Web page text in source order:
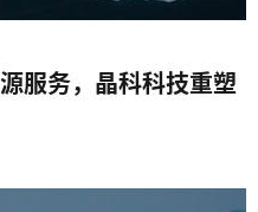
服务，晶科科技重塑